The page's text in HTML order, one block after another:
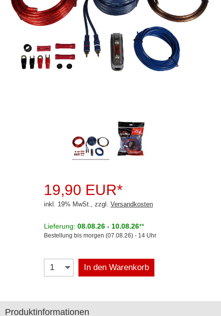
Navigationssoftware
Navigationssysteme
Rückfahrsysteme
Soundprozessoren
Aktivsystemadapter
Antennenkabel
Antennensplitter
Antennenstab
Antennenverstärker
19,90 EUR*
inkl. 19% MwSt., zzgl. Versandkosten
Lieferung: 08.08.26 - 10.08.26**
Bestellung bis morgen (07.08.26) - 14 Uhr
In den Warenkorb
Produktinformationen